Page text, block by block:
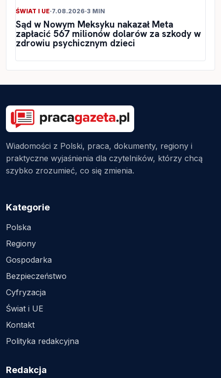
ŚWIAT I UE·7.08.2026·3 MIN
Sąd w Nowym Meksyku nakazał Meta
zapłacić 567 milionów dolarów za szkody w
zdrowiu psychicznym dzieci
Wiadomości z Polski, praca, dokumenty, regiony i
praktyczne wyjaśnienia dla czytelników, którzy chcą
szybko zrozumieć, co się zmienia.
Kategorie
Polska
Regiony
Gospodarka
Bezpieczeństwo
Cyfryzacja
Świat i UE
Kontakt
Polityka redakcyjna
Redakcja